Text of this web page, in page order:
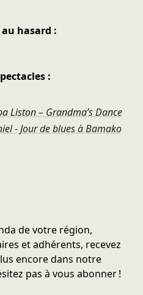
hasard :
:
Liston – Grandma’s Dance
- Jour de blues à Bamako
de votre région,
et adhérents, recevez
encore dans notre
pas à vous abonner !